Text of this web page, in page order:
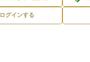
ログインする